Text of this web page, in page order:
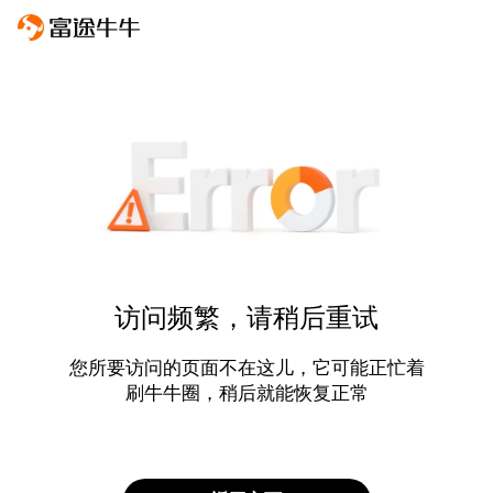
访问频繁，请稍后重试
您所要访问的页面不在这儿，它可能正忙着
刷牛牛圈，稍后就能恢复正常